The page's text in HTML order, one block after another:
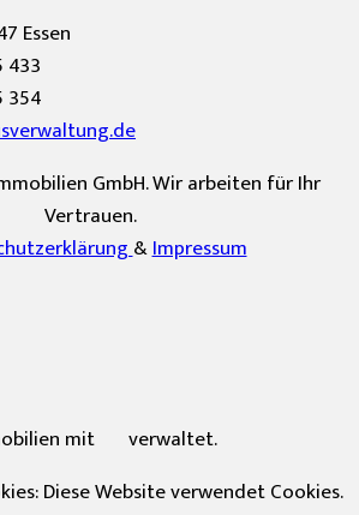
Essen
433
354
GmbH. Wir arbeiten für Ihr
Vertrauen.
&Impressum
mit
verwaltet.
Diese Website verwendet Cookies.